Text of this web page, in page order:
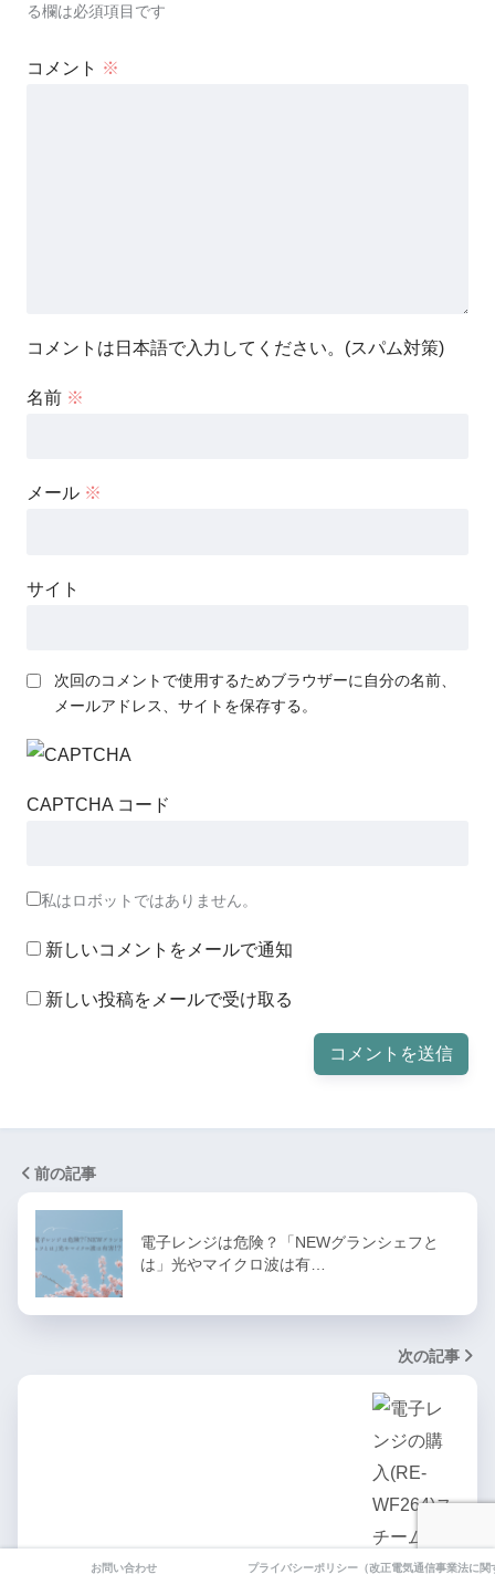
る欄は必須項目です
コメント ※
コメントは日本語で入力してください。(スパム対策)
名前 ※
メール ※
サイト
次回のコメントで使用するためブラウザーに自分の名前、
メールアドレス、サイトを保存する。
CAPTCHA コード
私はロボットではありません。
新しいコメントをメールで通知
新しい投稿をメールで受け取る
前の記事
電子レンジは危険？「NEWグランシェフと
は」光やマイクロ波は有…
次の記事
電子レンジの購入(RE-WF264)スチームレン
ジ・オーブンレ…
お問い合わせ プライバシーポリシー（改正電気通信事業法に関